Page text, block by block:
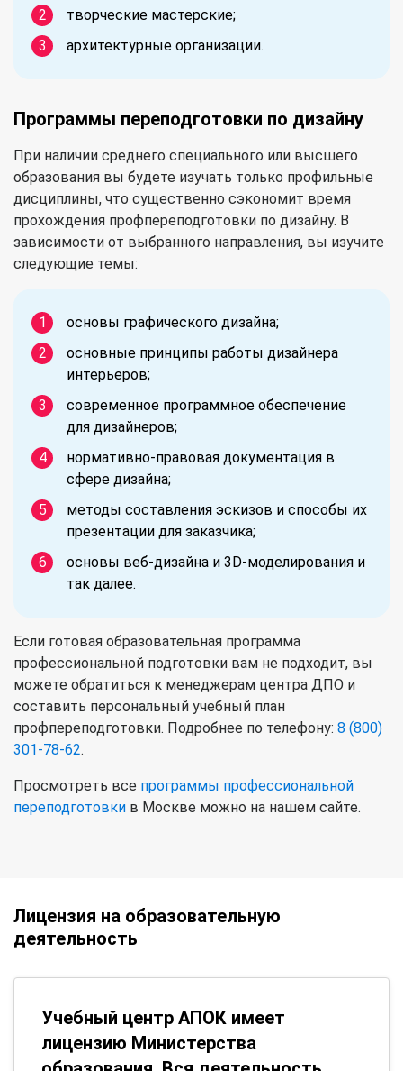
творческие мастерские;
архитектурные организации.
Программы переподготовки по дизайну
При наличии среднего специального или высшего
образования вы будете изучать только профильные
дисциплины, что существенно сэкономит время
прохождения профпереподготовки по дизайну. В
зависимости от выбранного направления, вы изучите
следующие темы:
основы графического дизайна;
основные принципы работы дизайнера
интерьеров;
современное программное обеспечение
для дизайнеров;
нормативно-правовая документация в
сфере дизайна;
методы составления эскизов и способы их
презентации для заказчика;
основы веб-дизайна и 3D-моделирования и
так далее.
Если готовая образовательная программа
профессиональной подготовки вам не подходит, вы
можете обратиться к менеджерам центра ДПО и
составить персональный учебный план
профпереподготовки. Подробнее по телефону: 8 (800)
301-78-62.
Просмотреть все программы профессиональной
переподготовки в Москве можно на нашем сайте.
Лицензия на образовательную
деятельность
Учебный центр АПОК имеет
лицензию Министерства